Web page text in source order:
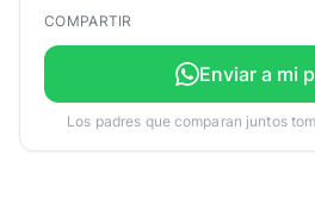
COMPARTIR
Enviar a mi
Los padres que comparan juntos